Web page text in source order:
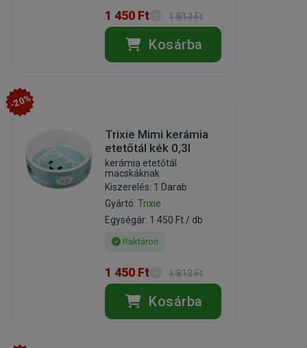
1 450 Ft 1 813 Ft
Kosárba
-20%
Trixie Mimi kerámia
etetőtál kék 0,3l
kerámia etetőtál
macskáknak
Kiszerelés: 1 Darab
Gyártó:Trixie
Egységár: 1 450 Ft / db
Raktáron
1 450 Ft 1 813 Ft
Kosárba